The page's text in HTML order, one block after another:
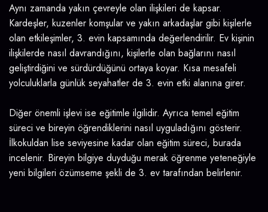
Aynı zamanda yakın çevreyle olan ilişkileri de kapsar.
Kardeşler, kuzenler komşular ve yakın arkadaşlar gibi kişilerle
olan etkileşimler, 3. evin kapsamında değerlendirilir. Ev kişinin
ilişkilerde nasıl davrandığını, kişilerle olan bağlarını nasıl
geliştirdiğini ve sürdürdüğünü ortaya koyar. Kısa mesafeli
yolculuklarla günlük seyahatler de 3. evin etki alanına girer.
Diğer önemli işlevi ise eğitimle ilgilidir. Ayrıca temel eğitim
süreci ve bireyin öğrendiklerini nasıl uyguladığını gösterir.
İlkokuldan lise seviyesine kadar olan eğitim süreci, burada
incelenir. Bireyin bilgiye duyduğu merak öğrenme yeteneğiyle
yeni bilgileri özümseme şekli de 3. ev tarafından belirlenir.